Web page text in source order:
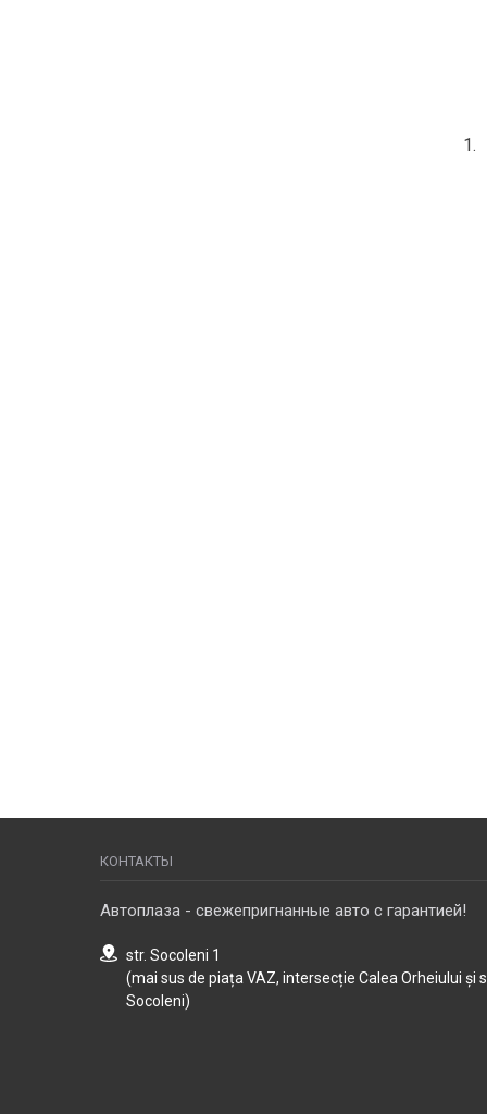
КОНТАКТЫ
Автоплаза - свежепригнанные авто с гарантией!
str. Socoleni 1
(mai sus de piața VAZ, intersecție Calea Orheiului și
Socoleni)